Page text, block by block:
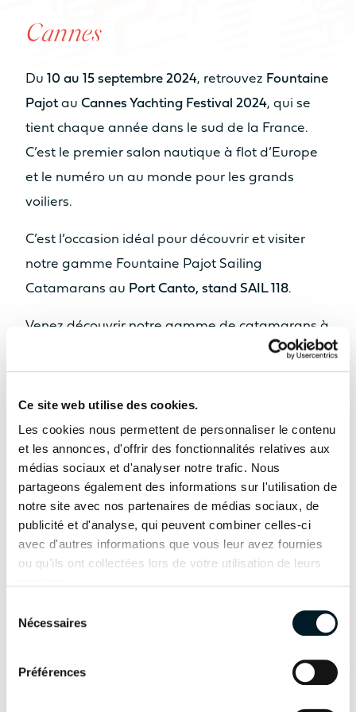
Ce site web utilise des cookies.
Les cookies nous permettent de personnaliser le contenu
et les annonces, d'offrir des fonctionnalités relatives aux
médias sociaux et d'analyser notre trafic. Nous
partageons également des informations sur l'utilisation de
notre site avec nos partenaires de médias sociaux, de
publicité et d'analyse, qui peuvent combiner celles-ci
avec d'autres informations que vous leur avez fournies
ou qu'ils ont collectées lors de votre utilisation de leurs
Nécessaires
Préférences
Catamaran
DISPONIBLE EN HYBRIDE
Retour
Nos Yachts
Yacht
Vendre mon bateau
devient volume
L’innovation
comme évidence
En savoir plus
Cannes
Du 10 au 15 septembre 2024, retrouvez Fountaine
Pajotau Cannes Yachting Festival 2024, qui se
tient chaque année dans le sud de la France.
C’est le premier salon nautique à flot d’Europe
et le numéro un au monde pour les grands
voiliers.
C’est l’occasion idéal pour découvrir et visiter
notre gamme Fountaine Pajot Sailing
Catamarans au Port Canto, stand SAIL 118.
Venez découvrir notre gamme de catamarans à
Isla 40, l’
Astréa 42, l’Elba 45, leTanna 47, l’Aura 51et les
catamarans Flagship Alégria 67
Nos concessionnaires seront ravis de vous
accueillir et de vous accompagner sur votre
projet d’acquisition et de financement.
Je souhaite prendre un rendez-vous
Les modèles présentés
De 6 à 8
De 2 à 4 sdb De 3 à 4 sdb
NOMBRE DE PAX CAT A
10
2 x 20cv 2 x 30cv
2 x 57cv
MOTORISATION ODSEA+
2 x 25 kW /
INFORMATIONS
LONGUEUR DE COQUE